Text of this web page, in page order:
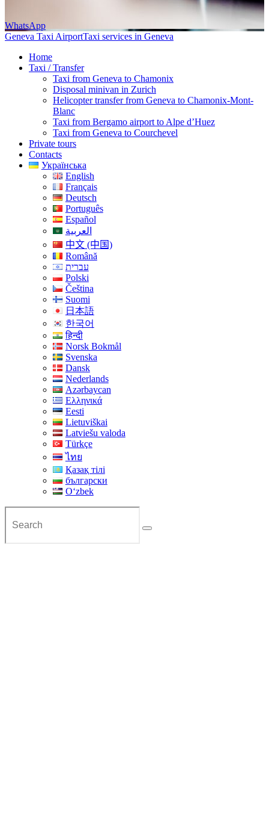
WhatsApp
Geneva Taxi AirportTaxi services in Geneva
Home
Taxi / Transfer
Taxi from Geneva to Chamonix
Disposal minivan in Zurich
Helicopter transfer from Geneva to Chamonix-Mont-
Blanc
Taxi from Bergamo airport to Alpe d’Huez
Taxi from Geneva to Courchevel
Private tours
Contacts
Українська
English
Français
Deutsch
Português
Español
العربية
中文 (中国)
Română
עברית
Polski
Čeština
Suomi
日本語
한국어
हिन्दी
Norsk Bokmål
Svenska
Dansk
Nederlands
Azərbaycan
Ελληνικά
Eesti
Lietuviškai
Latviešu valoda
Türkçe
ไทย
Қазақ тілі
български
Oʻzbek